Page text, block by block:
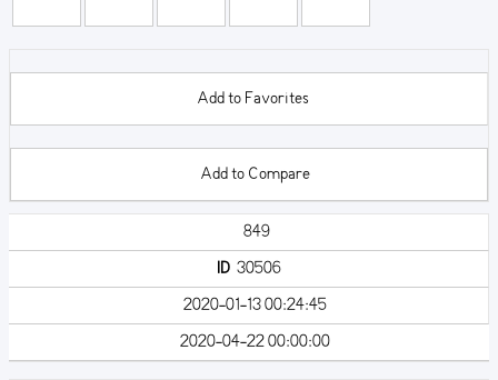
Add to Favorites
Add to Compare
849
ID30506
2020-01-13 00:24:45
2020-04-22 00:00:00